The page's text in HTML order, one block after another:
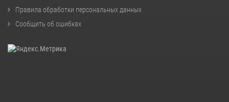
Правила обработки персональных данных
Сообщить об ошибках